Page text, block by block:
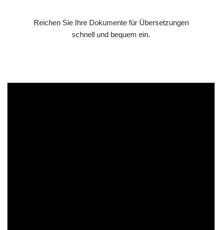
Reichen Sie Ihre Dokumente für Übersetzungen
schnell und bequem ein.